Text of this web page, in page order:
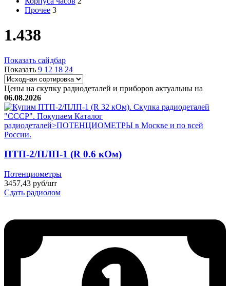
Прочее 3
1.438
Показать сайдбар
Показать 9 12 18 24
Цены на скупку радиодеталей и приборов актуальны на
06.08.2026
ПТП-2/ПЛП-1 (R 0.6 кОм)
Потенциометры
3457,43 руб/шт
Сдать радиолом